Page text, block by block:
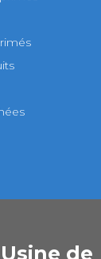
Usine de